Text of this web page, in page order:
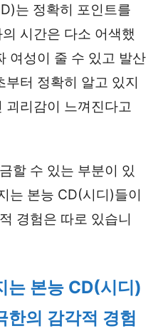
는 정확히 포인트를
시간은 다소 어색했
여성이 줄 수 있고 발산
터 정확히 알고 있지
괴리감이 느껴진다고
할 수 있는 부분이 있
는 본능 CD(시디)들이
경험은 따로 있습니
는 본능 CD(시디)
한의 감각적 경험